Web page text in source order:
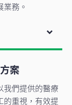
務。
案
我們提供的醫療
的重視，有效提